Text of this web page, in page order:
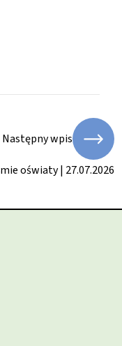
Następny wpis
oświaty | 27.07.2026